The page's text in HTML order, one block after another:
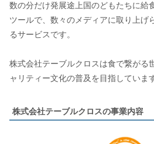
数の分だけ発展途上国のどもたちに給
ツールで、数々のメディアに取り上げ
るサービスです。
株式会社テーブルクロスは食で繋がる
ャリティー文化の普及を目指しています
株式会社テーブルクロスの事業内容